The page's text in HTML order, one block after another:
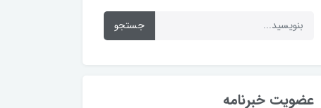
جستجو
عضویت خبرنامه